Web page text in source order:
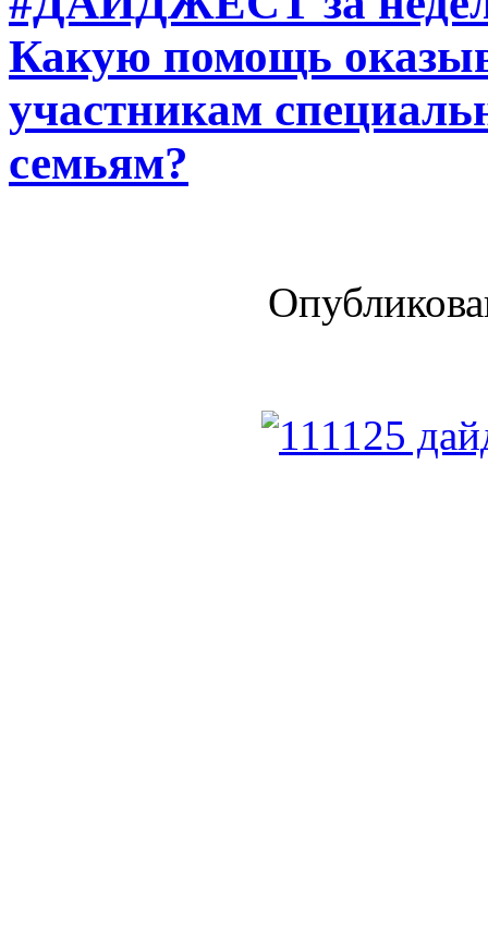
Какую помощь
участникам
семьям?